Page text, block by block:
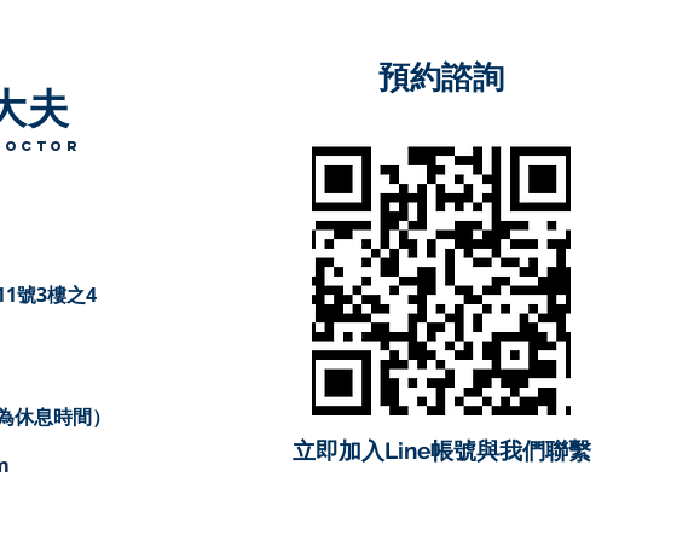
夫​
號3樓之4
休息時間）
預約諮詢
立即加入Line帳號與我們聯繫